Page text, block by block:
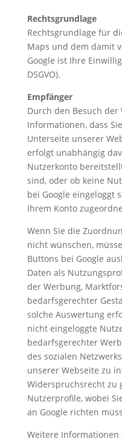
Rechtsgrundlage
Rechtsgrundlage für
Maps und dem damit
Google ist Ihre
DSGVO).
Empfänger
Durch den Besuch der
Informationen, dass
Unterseite unserer
erfolgt unabhängig
Nutzerkonto
sind, oder ob keine
bei Google eingeloggt
Ihrem Konto
Wenn Sie die
nicht wünschen,
Buttons bei Google
Daten als
der Werbung,
bedarfsgerechter
solche Auswertung
nicht eingeloggte
bedarfsgerechter
des sozialen
unserer Webseite zu
Widerspruchsrecht zu
Nutzerprofile, wobei
an Google richten
Weitere Informationen